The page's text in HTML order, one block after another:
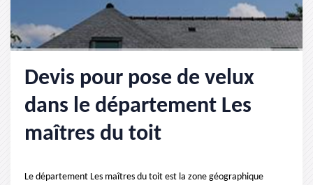
Devis pour pose de velux
dans le département Les
maîtres du toit
Le département Les maîtres du toit est la zone géographique